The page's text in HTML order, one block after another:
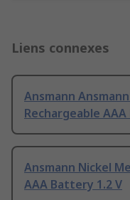
Liens connexes
Ansmann
Rechargeable
Ansmann Nickel
AAA Battery 1.2 V